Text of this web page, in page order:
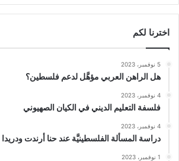
اخترنا لكم
5 نوفمبر، 2023
هل الراهن العربي مؤهَّل لدعم فلسطين؟
4 نوفمبر، 2023
فلسفة التعليم الديني في الكيان الصهيوني
4 نوفمبر، 2023
دراسة المسألة الفلسطينيَّة عند حنا أرندت
1 نوفمبر، 2023